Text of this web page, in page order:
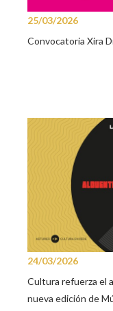
25/03/2026
Convocatoria Xira
24/03/2026
Cultura refuerza el
nueva edición de